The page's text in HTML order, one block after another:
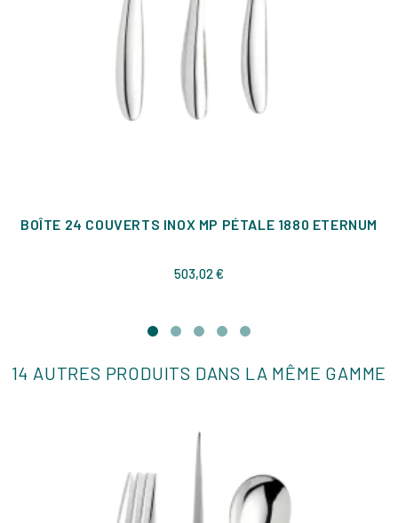
BOÎTE 24 COUVERTS INOX MP PÉTALE 1880 ETERNUM
503,02 €
14 AUTRES PRODUITS DANS LA MÊME GAMME